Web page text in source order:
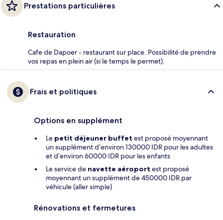
Prestations particulières
Restauration
Cafe de Dapoer - restaurant sur place. Possibilité de prendre
vos repas en plein air (si le temps le permet).
Frais et politiques
Options en supplément
Le petit déjeuner buffet est proposé moyennant
un supplément d’environ 130000 IDR pour les adultes
et d’environ 60000 IDR pour les enfants
Le service de navette aéroport est proposé
moyennant un supplément de 450000 IDR par
véhicule (aller simple)
Rénovations et fermetures